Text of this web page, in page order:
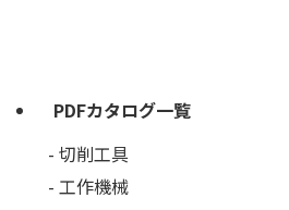
PDFカタログ一覧
切削工具
工作機械